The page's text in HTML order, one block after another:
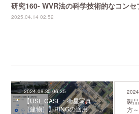
研究160- WVR法の科学技術的なコンセ
2025.04.14 02:52
2024.09.30 06:35
【USE CASE：衛星写真
（建物）】RINGの適用
製
方